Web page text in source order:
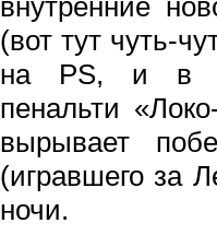
внутренние
(вот тут чуть-
на PS, и в
пенальти
вырывает
(игравшего за
ночи.